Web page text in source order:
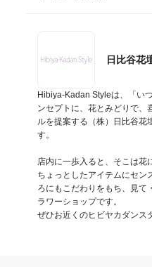
日比谷花
Hibiya-Kadan Styleは、「い
ンセプトに、花とみどりで、
ルを提案する（株）日比谷花
す。
店内に一歩入ると、そこは花
ちょっとしたアイテムにセン
ろにもこだわりをもち、見て
ラワーショップです。
ぜひお近くのヒビヤカダンス